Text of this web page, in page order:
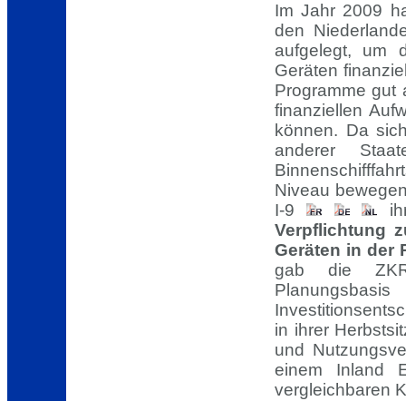
Im Jahr 2009
den
aufgelegt, um
Geräten
Programme gut
finanziellen
können. Da
anderer
Niveau
I-9
Verpflichtung
Geräten in der
gab die ZKR
in ihrer
und
einem Inland
vergleichbaren